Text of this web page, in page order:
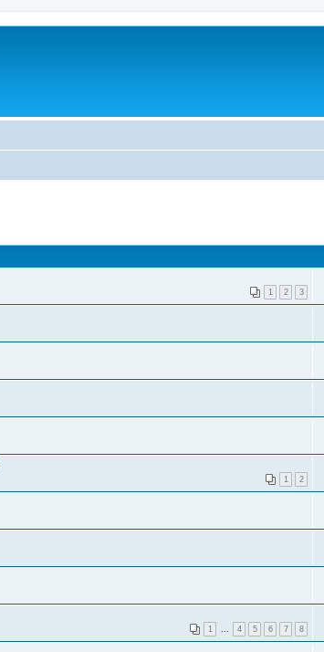
1 2 3
1 2
1 ... 4 5 6 7 8